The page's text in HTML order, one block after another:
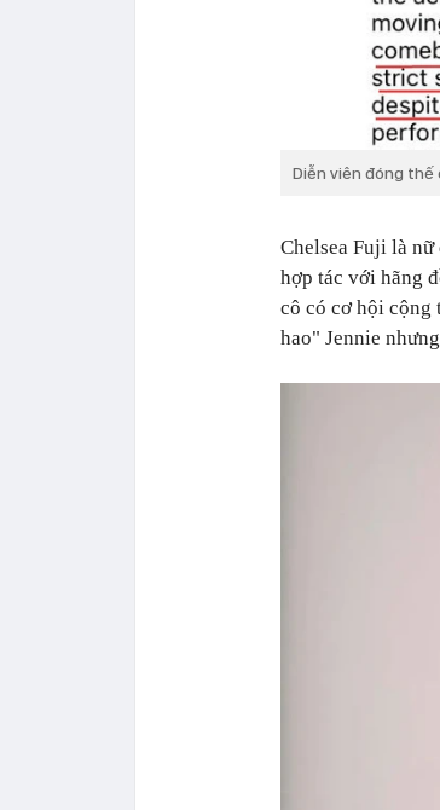
Diễn viên đóng thế
Chelsea Fuji là nữ
hợp tác với hãng
cô có cơ hội cộng
hao" Jennie